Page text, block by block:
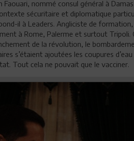
Faouari, nommé consul général à
sécuritaire et diplomatique
il à Leaders. Angliciste de
à Rome, Palerme et surtout
de la révolution, le
s’étaient ajoutées les coupures
Tout cela ne pouvait que le vacciner.